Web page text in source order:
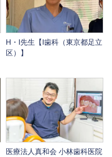
H・I先生【I歯科（東京都足立
区）】
医療法人真和会 小林歯科医院